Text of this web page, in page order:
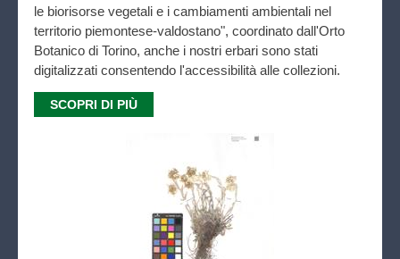
le biorisorse vegetali e i cambiamenti ambientali nel
territorio piemontese-valdostano", coordinato dall'Orto
Botanico di Torino, anche i nostri erbari sono stati
digitalizzati consentendo l'accessibilità alle collezioni.
SCOPRI DI PIÙ